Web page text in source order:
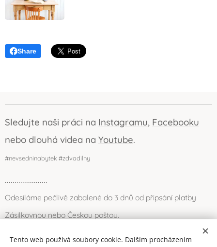
Share
Sledujte naši práci na Instagramu, Facebooku
nebo dlouhá videa na Youtube.
#nevsedninabytek #zdvadilny
......................
Odesíláme pečlivě zabalené do 3 dnů od připsání platby
Zásilkovnou nebo Českou poštou.
Můžete se také zastavit osobně (Louny) nebo po domluvě
Tento web používá soubory cookie. Dalším procházením